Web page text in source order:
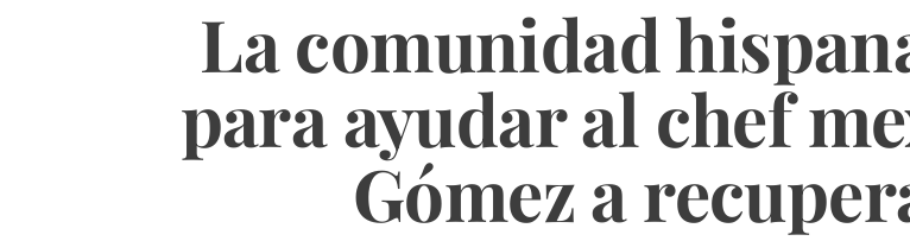
La comunidad
para ayudar al chef
Gómez a